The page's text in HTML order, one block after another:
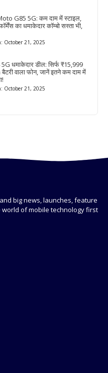
G85 5G: कम दाम में स्टाइल,
का धमाकेदार कॉम्बो सस्ता भी,
October 21, 2025
धमाकेदार डील: सिर्फ ₹15,999
वाला फोन, जानें इतने कम दाम में
October 21, 2025
big news, launches, feature
of mobile technology first